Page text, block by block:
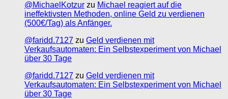
@MichaelKotzur zu Michael reagiert auf die
ineffektivsten Methoden, online Geld zu verdienen
(500€/Tag) als Anfänger.
@faridd.7127 zu Geld verdienen mit
Verkaufsautomaten: Ein Selbstexperiment von Michael
über 30 Tage
@faridd.7127 zu Geld verdienen mit
Verkaufsautomaten: Ein Selbstexperiment von Michael
über 30 Tage